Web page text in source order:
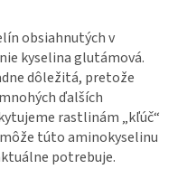
obsiahnutých v
kyselina glutámová.
dôležitá, pretože
ďalších
rastlinám „kľúč“
túto aminokyselinu
potrebuje.